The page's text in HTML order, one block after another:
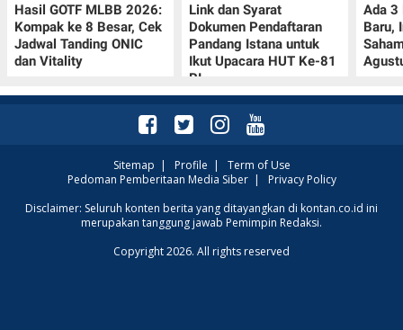
Hasil GOTF MLBB 2026:
Kompak ke 8 Besar, Cek
Jadwal Tanding ONIC
dan Vitality
Link dan Syarat
Dokumen Pendaftaran
Pandang Istana untuk
Ikut Upacara HUT Ke-81
RI
Ada 3
Baru,
Sitemap | Profile | Term of Use
Pedoman Pemberitaan Media Siber| Privacy Policy
Disclaimer: Seluruh konten berita yang ditayangkan di kontan.co.id ini
merupakan tanggung jawab Pemimpin Redaksi.
Copyright 2026. All rights reserved